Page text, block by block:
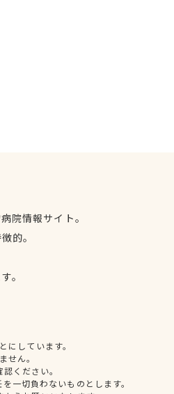
院情報サイト。
的。
。
しています。
せん。
ください。
一切負わないものとします。